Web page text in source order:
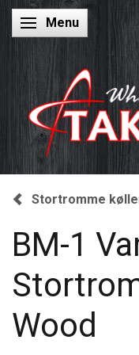
Skifte navigation
Menu
Stortromme
BM-1
Wood